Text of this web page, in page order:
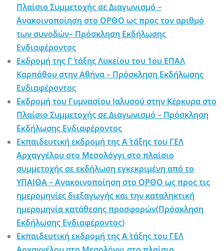
Πλαίσιο Συμμετοχής σε Διαγωνισμό –
Ανακοινοποίηση στο ΟΡΘΟ ως προς τον αριθμό
των συνοδών– Πρόσκληση Εκδήλωσης
Ενδιαφέροντος
Εκδρομή της Γ΄ τάξης Λυκείου του 1ου ΕΠΑΛ
Καρπάθου στην Αθήνα – Πρόσκληση Εκδήλωσης
Ενδιαφέροντος
Εκδρομή του Γυμνασίου Ιαλυσού στην Κέρκυρα στο
Πλαίσιο Συμμετοχής σε Διαγωνισμό – Πρόσκληση
Εκδήλωσης Ενδιαφέροντος
Εκπαιδευτική εκδρομή της Α΄ τάξης του ΓΕΛ
Αρχαγγέλου στο Μεσολόγγι στο πλαίσιο
συμμετοχής σε εκδήλωση εγκεκριμένη από το
ΥΠΑΙΘΑ – Ανακοινοποίηση στο ΟΡΘΟ ως προς τις
ημερομηνίες διεξαγωγής και την καταληκτική
ημερομηνία κατάθεσης προσφορών(Πρόσκληση
Εκδήλωσης Ενδιαφέροντος)
Εκπαιδευτική εκδρομή της Α΄ τάξης του ΓΕΛ